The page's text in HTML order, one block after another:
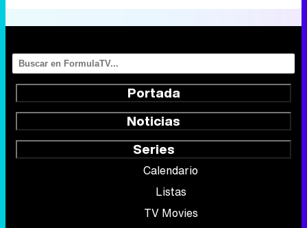
Portada
Noticias
Series
Calendario
Listas
TV Movies